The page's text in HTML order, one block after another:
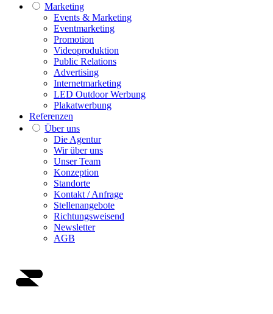
Marketing
Events & Marketing
Eventmarketing
Promotion
Videoproduktion
Public Relations
Advertising
Internetmarketing
LED Outdoor Werbung
Plakatwerbung
Referenzen
Über uns
Die Agentur
Wir über uns
Unser Team
Konzeption
Standorte
Kontakt / Anfrage
Stellenangebote
Richtungsweisend
Newsletter
AGB